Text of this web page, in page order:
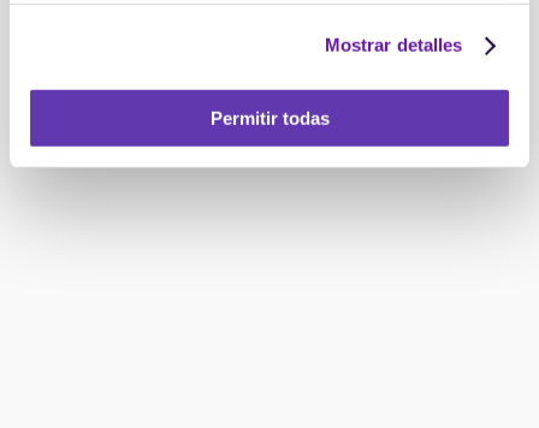
Mostrar detalles
Permitir todas